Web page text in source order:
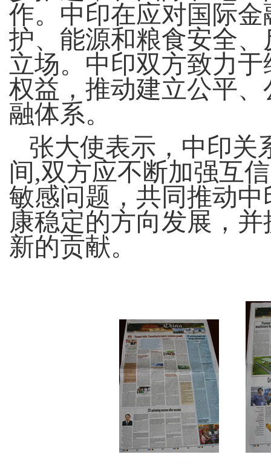
作。中印在应对国际
护、能源和粮食安全
立场。中印双方致力
权益，推动建立公平
融体系。
张大使表示，中印关
间,双方应不断加强互
敏感问题，共同推动
康稳定的方向发展，
新的贡献。